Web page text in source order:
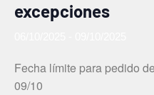
excepciones
Fecha límite para pedido
09/10